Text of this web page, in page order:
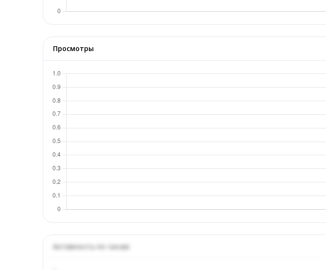
Просмотры
Активность по часам